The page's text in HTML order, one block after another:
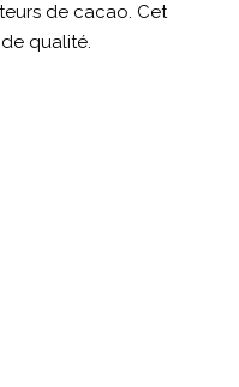
de cacao. Cet
qualité.